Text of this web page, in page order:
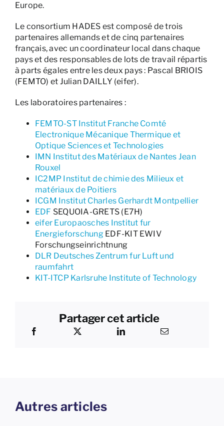
Europe.
Le consortium HADES est composé de trois
partenaires allemands et de cinq partenaires
français, avec un coordinateur local dans chaque
pays et des responsables de lots de travail répartis
à parts égales entre les deux pays : Pascal BRIOIS
(FEMTO) et Julian DAILLY (eifer).
Les laboratoires partenaires :
FEMTO-ST Institut Franche Comté
Electronique Mécanique Thermique et
Optique Sciences et Technologies
IMN Institut des Matériaux de Nantes Jean
Rouxel
IC2MP Institut de chimie des Milieux et
matériaux de Poitiers
ICGM Institut Charles Gerhardt Montpellier
EDF SEQUOIA-GRETS (E7H)
eifer Europaosches Institut fur
EnergieforschungEDF-KIT EWIV
Forschungseinrichtnung
DLR Deutsches Zentrum fur Luft und
raumfahrt
KIT-ITCP Karlsruhe Institute of Technology
Partager cet article
Autres articles
25e